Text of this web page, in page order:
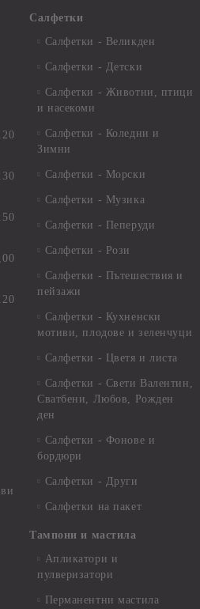
Салфетки
Салфетки - Великден
Салфетки - Детски
Салфетки - Животни, птици
и насекоми
Салфетки - Коледни и
Зимни
Салфетки - Морски
Салфетки - Музика
Салфетки - Пеперуди
Салфетки - Рози
Салфетки - Пътешествия и
пейзажи
Салфетки - Кухненски
мотиви, плодове и зеленчуци
Салфетки - Цветя и листа
Салфетки - Свети Валентин,
Сватбени, Любов, Рожден
ден
Салфетки - Фонове и
бордюри
Салфетки - Други
Салфетки на пакет
Тампони и мастила
Апликатори и
пулверизатори
Перманентни мастила